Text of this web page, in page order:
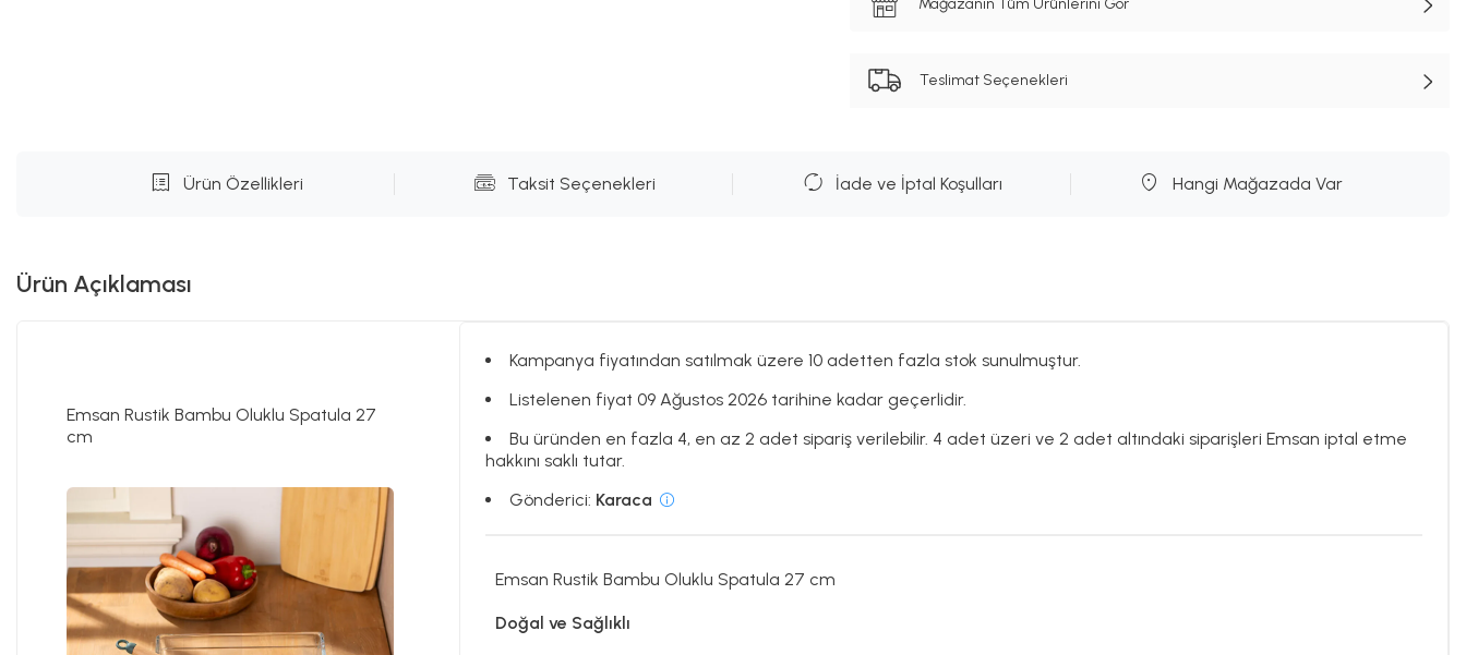
Mağazanın Tüm Ürünlerini Gör
Teslimat Seçenekleri
Ürün Özellikleri Taksit Seçenekleri İade ve İptal Koşulları Hangi Mağazada Var
Ürün Açıklaması
Emsan Rustik Bambu Oluklu Spatula 27
cm
Kampanya fiyatından satılmak üzere 10 adetten fazla stok sunulmuştur.
Listelenen fiyat 09 Ağustos 2026 tarihine kadar geçerlidir.
Bu üründen en fazla 4, en az 2 adet sipariş verilebilir. 4 adet üzeri ve 2 adet altındaki siparişleri Emsan iptal etme
hakkını saklı tutar.
Gönderici: Karaca
Emsan Rustik Bambu Oluklu Spatula 27 cm
Doğal ve Sağlıklı